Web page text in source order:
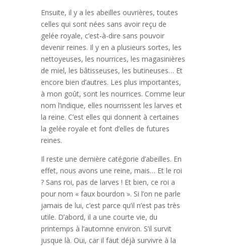
Ensuite, il y a les abeilles ouvrières, toutes
celles qui sont nées sans avoir reçu de
gelée royale, c’est-à-dire sans pouvoir
devenir reines. Il y en a plusieurs sortes, les
nettoyeuses, les nourrices, les magasinières
de miel, les bâtisseuses, les butineuses… Et
encore bien d’autres. Les plus importantes,
à mon goût, sont les nourrices. Comme leur
nom l’indique, elles nourrissent les larves et
la reine. C’est elles qui donnent à certaines
la gelée royale et font d’elles de futures
reines.
Il reste une dernière catégorie d’abeilles. En
effet, nous avons une reine, mais… Et le roi
? Sans roi, pas de larves ! Et bien, ce roi a
pour nom « faux bourdon ». Si l’on ne parle
jamais de lui, c’est parce qu’il n’est pas très
utile. D’abord, il a une courte vie, du
printemps à l’automne environ. S’il survit
jusque là. Oui, car il faut déjà survivre à la